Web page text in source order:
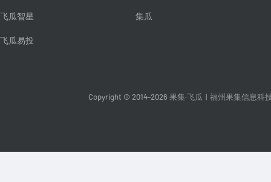
飞瓜智星
飞瓜易投
集瓜
Copyright © 2014-2026 果集·飞瓜 福州果集信息科